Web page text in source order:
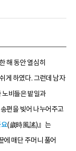
해 동안 열심히
게 하였다. 그런데 남자
노비들은 밭일과
편을 빚어 나누어주고
(歲時風謠)』는
에 매단 주머니 풀어